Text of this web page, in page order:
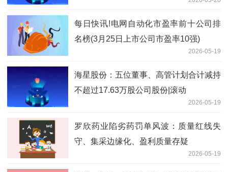
每日快讯!电网自动化市盈率前十公司排
名榜(3月25日上市公司市盈率10强)
2026-05-19
海星股份：五位董事、高管计划合计减持
不超过17.63万股公司股份|滚动
2026-05-19
罗欣药业陷劣药罚单风波：质量红线失
守、集采边缘化、盈利质量存疑
2026-05-19